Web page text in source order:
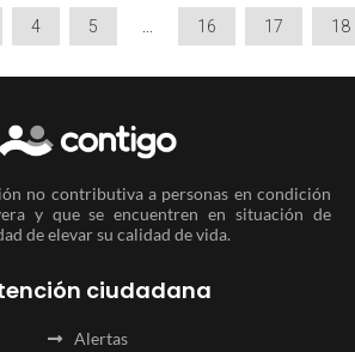
4 5 16 17 18
no contributiva a personas en condición
y que se encuentren en situación de
de elevar su calidad de vida.
ciudadana
Alertas